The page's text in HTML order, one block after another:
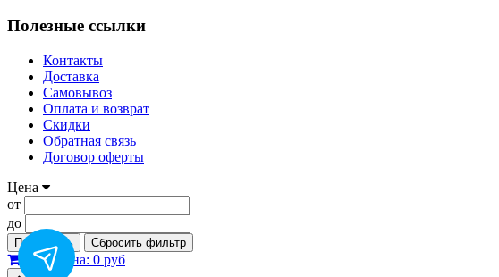
Полезные ссылки
Контакты
Доставка
Самовывоз
Оплата и возврат
Скидки
Обратная связь
Договор оферты
Цена
от
до
Применить Сбросить фильтр
0Корзина: 0 руб